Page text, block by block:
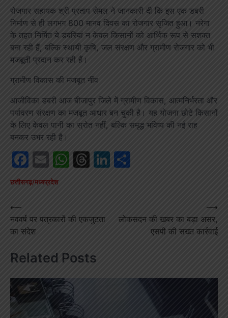
रोजगार सहायक श्री प्रताप सेमल ने जानकारी दी कि इस एक डबरी
निर्माण से ही लगभग 800 मानव दिवस का रोजगार सृजित हुआ। नरेगा
के तहत निर्मित ये डबरियां न केवल किसानों को आर्थिक रूप से सशक्त
बना रही हैं, बल्कि स्थायी कृषि, जल संरक्षण और ग्रामीण रोजगार को भी
मजबूती प्रदान कर रही हैं।
ग्रामीण विकास की मजबूत नींव
आजीविका डबरी आज बीजापुर जिले में ग्रामीण विकास, आत्मनिर्भरता और
पर्यावरण संरक्षण का मजबूत आधार बन चुकी है। यह योजना छोटे किसानों
के लिए केवल पानी का स्रोत नहीं, बल्कि समृद्ध भविष्य की नई राह
बनकर उभर रही है।
Facebook
EmailWhatsApp
Threads
LinkedIn
छत्तीसगढ़/मध्यप्रदेश
Post
navigation
⟵
नववर्ष पर पत्रकारों की एकजुटता
का संदेश
लोकसदन की खबर का बड़ा असर,
एसपी की सख्त कार्रवाई
⟶
Related Posts